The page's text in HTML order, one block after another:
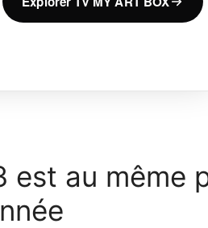
est au même